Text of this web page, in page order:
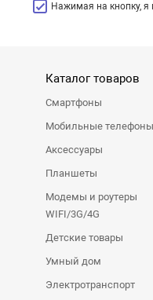
Нажимая на кнопку,
Каталог товаров
Смартфоны
Мобильные телефоны
Аксессуары
Планшеты
Модемы и роутеры
WIFI/3G/4G
Детские товары
Умный дом
Электротранспорт